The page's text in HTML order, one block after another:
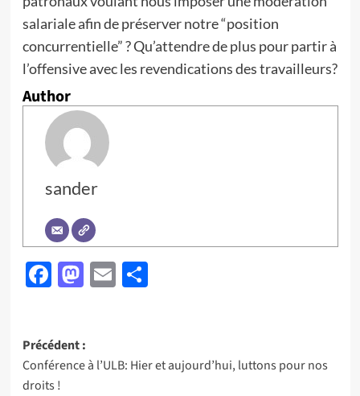
salariale afin de préserver notre “position
concurrentielle” ? Qu’attendre de plus pour partir à
l’offensive avec les revendications des travailleurs?
Author
sander
Facebook
Mastodon
EmailPartager
Navigation
d’article
Précédent :
Conférence à l’ULB: Hier et aujourd’hui, luttons pour nos
droits !